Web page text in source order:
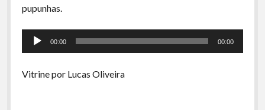
Preliminares
pupunhas.
Tocador
00:00 00:00
Vitrine por Lucas Oliveira